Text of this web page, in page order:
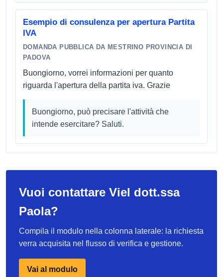
Esempio di consulenza per apertura Partita
IVA
DOMANDA PUBBLICA DA MESTRINO PROVINCIA DI
PADOVA
Buongiorno, vorrei informazioni per quanto
riguarda l'apertura della partita iva. Grazie
Buongiorno, può precisare l'attività che
intende esercitare? Saluti.
Vuoi contattare Viel dott.ssa
Paola?
Compila il modulo nella colonna laterale: la richiesta
verra acquisita nel flusso di verifica e gestione.
Vai al modulo